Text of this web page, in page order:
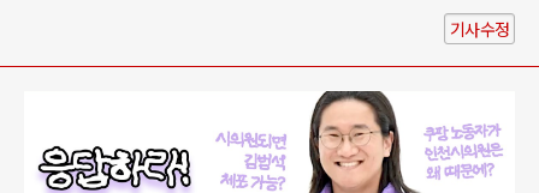
기사수정